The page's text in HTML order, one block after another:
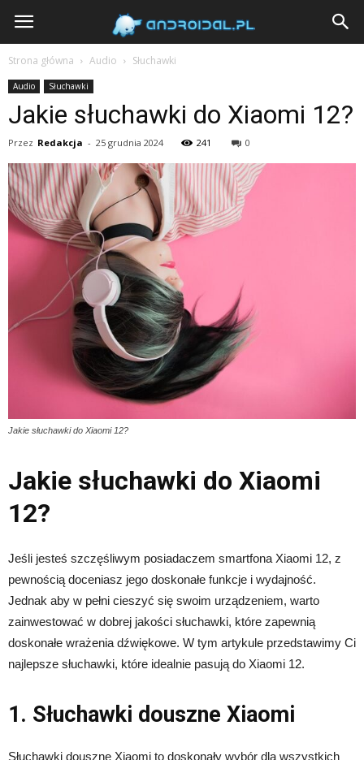
Androidal
Strona główna Audio Słuchawki
Audio Słuchawki
Jakie słuchawki do Xiaomi 12?
Przez Redakcja - 25 grudnia 2024 241 0
Jakie słuchawki do Xiaomi 12?
Jakie słuchawki do Xiaomi
12?
Jeśli jesteś szczęśliwym posiadaczem smartfona Xiaomi 12, z
pewnością doceniasz jego doskonałe funkcje i wydajność.
Jednak aby w pełni cieszyć się swoim urządzeniem, warto
zainwestować w dobrej jakości słuchawki, które zapewnią
doskonałe wrażenia dźwiękowe. W tym artykule przedstawimy Ci
najlepsze słuchawki, które idealnie pasują do Xiaomi 12.
1. Słuchawki douszne Xiaomi
Słuchawki douszne Xiaomi to doskonały wybór dla wszystkich